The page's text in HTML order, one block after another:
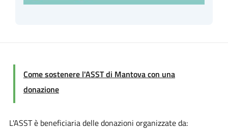
Come sostenere l'ASST di Mantova con una
donazione
L'ASST è beneficiaria delle donazioni organizzate da: